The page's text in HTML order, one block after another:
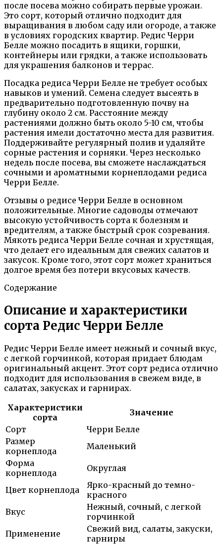
после посева можно собирать первые урожаи.
Это сорт, который отлично подходит для
выращивания в любом саду или огороде, а также
в условиях городских квартир. Редис Черри
Белле можно посадить в ящики, горшки,
контейнеры или грядки, а также использовать
для украшения балконов и террас.
Посадка редиса Черри Белле не требует особых
навыков и умений. Семена следует высеять в
предварительно подготовленную почву на
глубину около 2 см. Расстояние между
растениями должно быть около 5-10 см, чтобы
растения имели достаточно места для развития.
Поддерживайте регулярный полив и удаляйте
сорные растения и сорняки. Через несколько
недель после посева, вы сможете наслаждаться
сочными и ароматными корнеплодами редиса
Черри Белле.
Отзывы о редисе Черри Белле в основном
положительные. Многие садоводы отмечают
высокую устойчивость сорта к болезням и
вредителям, а также быстрый срок созревания.
Мякоть редиса Черри Белле сочная и хрустящая,
что делает его идеальным для свежих салатов и
закусок. Кроме того, этот сорт может храниться
долгое время без потери вкусовых качеств.
Содержание
Описание и характеристики
сорта Редис Черри Белле
Редис Черри Белле имеет нежный и сочный вкус,
с легкой горчинкой, которая придает блюдам
оригинальный акцент. Этот сорт редиса отлично
подходит для использования в свежем виде, в
салатах, закусках и гарнирах.
Характеристики
сорта
Значение
Сорт
Черри Белле
Размер
корнеплода
Маленький
Форма
корнеплода
Округлая
Цвет корнеплода
Ярко-красный до темно-
красного
Вкус
Нежный, сочный, с легкой
горчинкой
Применение
Свежий вид, салаты, закуски,
гарниры